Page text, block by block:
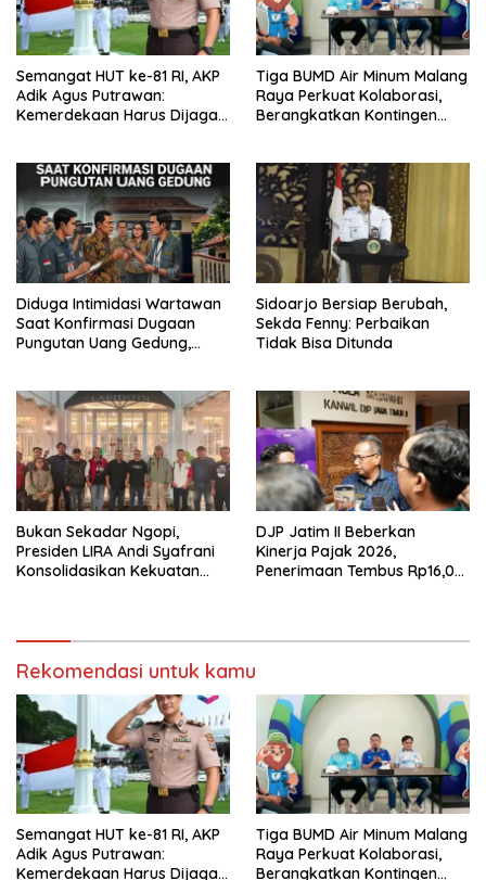
Semangat HUT ke-81 RI, AKP
Adik Agus Putrawan:
Kemerdekaan Harus Dijaga
Tiga BUMD Air Minum Malang
Raya Perkuat Kolaborasi,
Berangkatkan Kontingen
Diduga Intimidasi Wartawan
Saat Konfirmasi Dugaan
Pungutan Uang Gedung,
Buka suara
Sidoarjo Bersiap Berubah,
Sekda Fenny: Perbaikan
Tidak Bisa Ditunda
Bukan Sekadar Ngopi,
Presiden LIRA Andi Syafrani
Konsolidasikan Kekuatan
DJP Jatim II Beberkan
Kinerja Pajak 2026,
Penerimaan Tembus Rp16,08
Rekomendasi untuk kamu
Semangat HUT ke-81 RI, AKP
Adik Agus Putrawan:
Kemerdekaan Harus Dijaga
Tiga BUMD Air Minum Malang
Raya Perkuat Kolaborasi,
Berangkatkan Kontingen